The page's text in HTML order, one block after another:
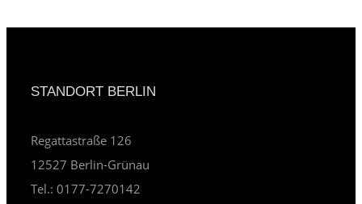
STANDORT BERLIN
Regattastraße 126
12527 Berlin-Grünau
Tel.: 0177-7270142